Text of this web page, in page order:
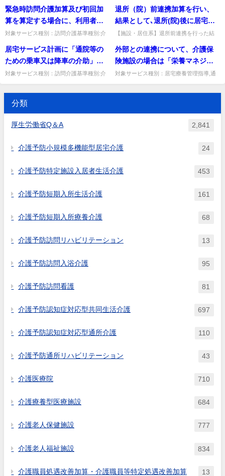
ては、定期昇給前の賃金水準と
なるのか、定期昇給後の賃金水
準となるのか、又は年度平均の
賃金水準になるのか。
区分しなければならないのか。
応型通所介護,短期入所生活介護,短期入所
療養介護,訪問介護,...
加算の算定方法。超過分とそれに係る加算
は保険給付の対象外。出典：...
緊急時訪問介護加算及び初回加
算を算定する場合に、利用者の
同意は必要か。
対象サービス種別：訪問介護基準種別:介
質問緊急時訪問介護加算及び初回加算を算
定する場合に、利用者の同意...
退所（院）前連携加算を行い、
結果として､退所(院)後に居宅サ
ービスを利用しなかった場合も
【施設・居住系】退所前連携を行った結
た場合も算定できるか。同意を得て調整を
行っていれば算定して差し支え...
居宅サービス計画に「通院等の
ための乗車又は降車の介助」を
位置付けるときに、アセスメン
トが適当に行われていない場合
の取扱について
対象サービス種別：訪問介護基準種別:介
介助」を位置付けるときに、...
外部との連携について、介護保
険施設の場合は「栄養マネジメ
ント強化加算の算定要件として
規定する員数を超えて管理栄養
士を置いているもの又は常勤の
栄養マネジメント強化加算を算
管理栄養士が１名いる場合は、
きるのか。
対象サービス種別：居宅療養管理指導,通
分類
厚生労働省Q＆A 2,841
介護予防小規模多機能型居宅介護 24
介護予防特定施設入居者生活介護 453
介護予防短期入所生活介護 161
介護予防短期入所療養介護 68
介護予防訪問リハビリテーション 13
介護予防訪問入浴介護 95
介護予防訪問看護 81
介護予防認知症対応型共同生活介護 697
介護予防認知症対応型通所介護 110
介護予防通所リハビリテーション 43
介護医療院 710
介護療養型医療施設 684
介護老人保健施設 777
介護老人福祉施設 834
介護職員処遇改善加算・介護職員等特定処遇改善加算 13